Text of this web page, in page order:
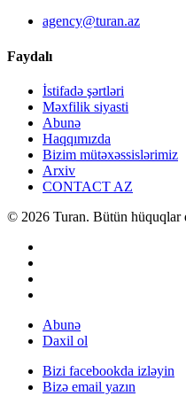
agency@turan.az
Faydalı
İstifadə şərtləri
Məxfilik siyasti
Abunə
Haqqımızda
Bizim mütəxəssislərimiz
Arxiv
CONTACT AZ
© 2026 Turan. Bütün hüquqlar
Abunə
Daxil ol
Bizi facebookda izləyin
Bizə email yazın